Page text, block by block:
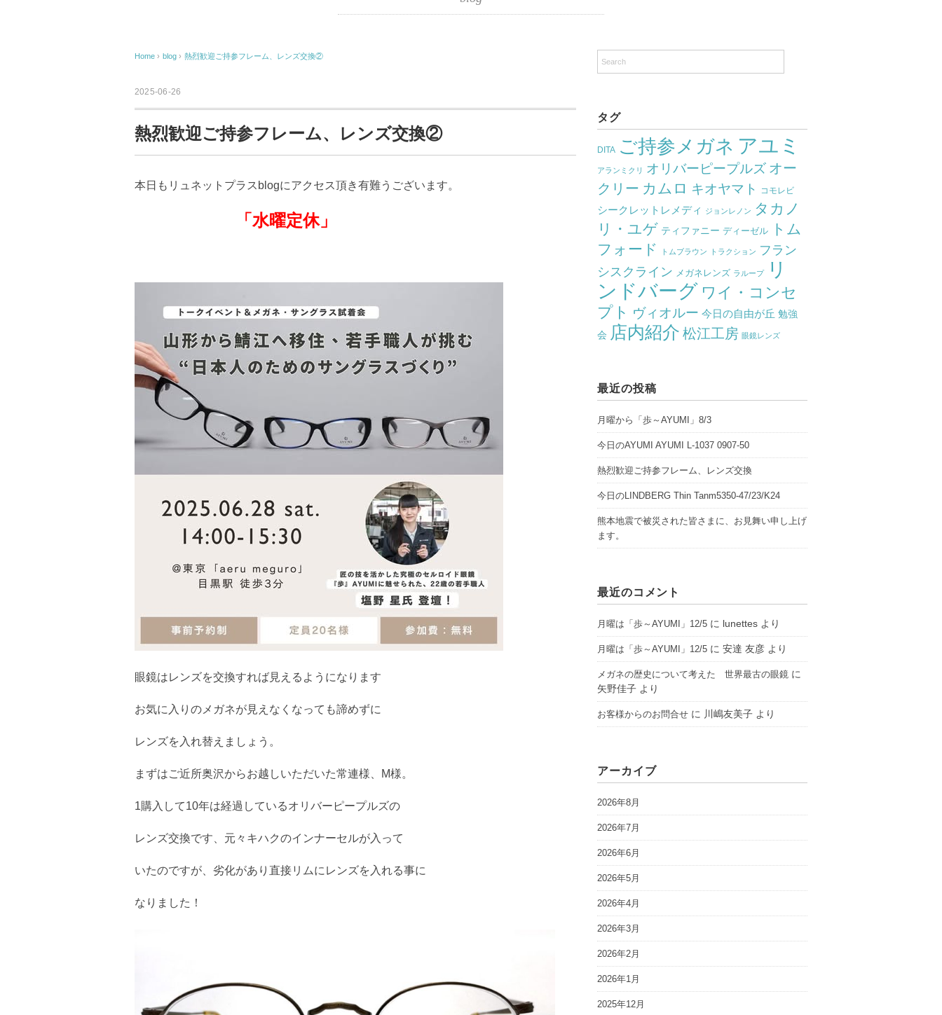
Home › blog › 熱烈歓迎ご持参フレーム、レンズ交換②
2025-06-26
熱烈歓迎ご持参フレーム、レンズ交換②
本日もリュネットプラスblogにアクセス頂き有難うございます。
「水曜定休」
眼鏡はレンズを交換すれば見えるようになります
お気に入りのメガネが見えなくなっても諦めずに
レンズを入れ替えましょう。
まずはご近所奥沢からお越しいただいた常連様、M様。
1購入して10年は経過しているオリバーピープルズの
レンズ交換です、元々キハクのインナーセルが入って
いたのですが、劣化があり直接リムにレンズを入れる事に
なりました！
タグ
DITA ご持参メガネ アユミ
アランミクリ オリバーピープルズ オー
クリー カムロ キオヤマト コモレビ
シークレットレメディ ジョンレノン タカノ
リ・ユゲ ティファニー ディーゼル
トム
フォード
トムブラウン トラクション フラン
シスクライン メガネレンズ ラループ
リ
ンドバーグ ワイ・コンセ
プト ヴィオルー 今日の自由が丘 勉強
会 店内紹介 松江工房 眼鏡レンズ
最近の投稿
月曜から「歩～AYUMI」8/3
今日のAYUMI AYUMI L-1037 0907-50
熱烈歓迎ご持参フレーム、レンズ交換
今日のLINDBERG Thin Tanm5350-47/23/K24
熊本地震で被災された皆さまに、お見舞い申し上げ
ます。
最近のコメント
月曜は「歩～AYUMI」12/5 に lunettes より
月曜は「歩～AYUMI」12/5 に安達 友彦 より
メガネの歴史について考えた 世界最古の眼鏡 に
矢野佳子 より
お客様からのお問合せ に 川嶋友美子 より
アーカイブ
2026年8月
2026年7月
2026年6月
2026年5月
2026年4月
2026年3月
2026年2月
2026年1月
2025年12月